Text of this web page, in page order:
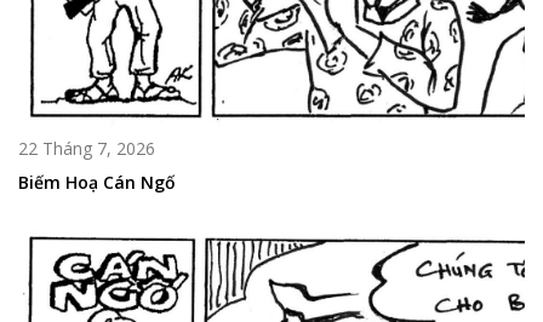
22 Tháng 7, 2026
Biếm Hoạ Cán Ngố